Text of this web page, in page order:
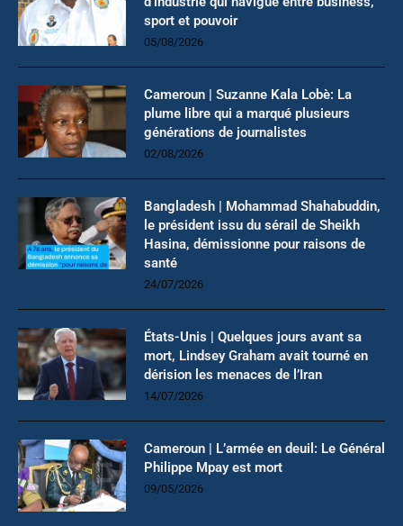
sport et pouvoir
05/08/2026
Cameroun | Suzanne Kala Lobè: La
plume libre qui a marqué plusieurs
générations de journalistes
02/08/2026
Bangladesh | Mohammad Shahabuddin,
le président issu du sérail de Sheikh
Hasina, démissionne pour raisons de
santé
24/07/2026
États-Unis | Quelques jours avant sa
mort, Lindsey Graham avait tourné en
dérision les menaces de l’Iran
14/07/2026
Cameroun | L’armée en deuil: Le Général
Philippe Mpay est mort
09/05/2026